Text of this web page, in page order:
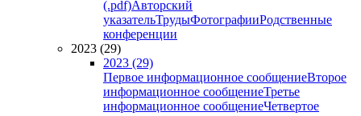
(.pdf)Авторский
указательТрудыФотографииРодственные
конференции
2023 (29)
2023 (29)
Первое информационное сообщениеВторое
информационное сообщениеТретье
информационное сообщениеЧетвертое